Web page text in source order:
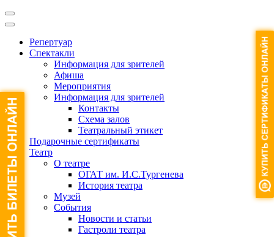
Репертуар
Спектакли
Информация для зрителей
Афиша
Мероприятия
Информация для зрителей
Контакты
Схема залов
Театральный этикет
Подарочные сертификаты
Театр
О театре
ОГАТ им. И.С.Тургенева
История театра
Музей
События
Новости и статьи
Гастроли театра